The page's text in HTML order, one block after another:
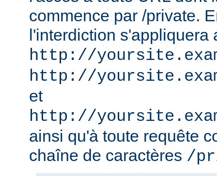
commence par /private.
l'interdiction s'appliquera
http://
http://
et
http://
ainsi qu'à toute requête
chaîne de caractères /